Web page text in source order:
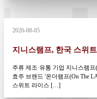
2026-08-05
지니스램프, 한국 스위
주류 제조·유통 기업 지니스램
효주 브랜드 '온더램프(On The
스위트 라이스 […]